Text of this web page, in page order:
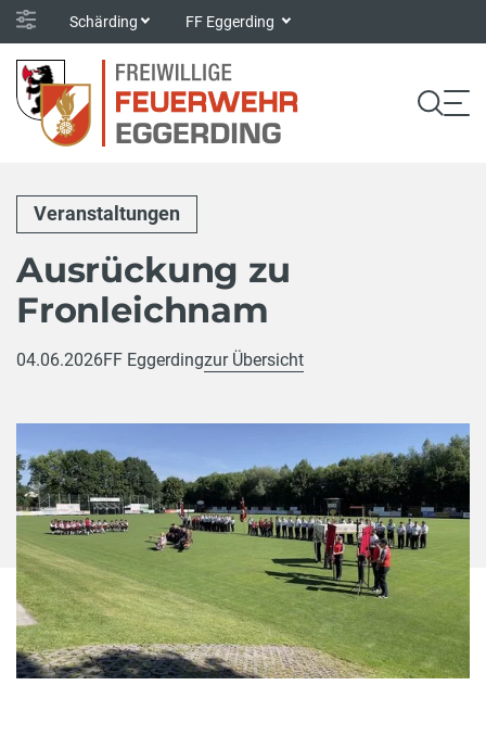
Schärding FF Eggerding
Veranstaltungen
Ausrückung zu
Fronleichnam
04.06.2026FF Eggerdingzur Übersicht